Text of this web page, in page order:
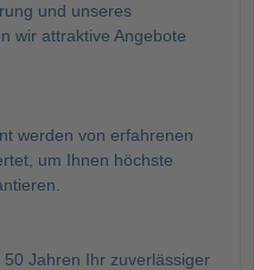
und unseres
wir attraktive Angebote
werden von erfahrenen
um Ihnen höchste
Jahren Ihr zuverlässiger